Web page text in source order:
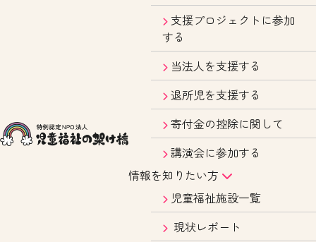
支援プロジェクトに参加
する
当法人を支援する
退所児を支援する
寄付金の控除に関して
講演会に参加する
情報を知りたい方
児童福祉施設一覧
現状レポート